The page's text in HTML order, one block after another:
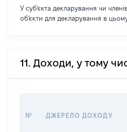
У суб'єкта декларування чи членів
об'єкти для декларування в цьому
11. Доходи, у тому
№ ДЖЕРЕЛО ДОХОДУ